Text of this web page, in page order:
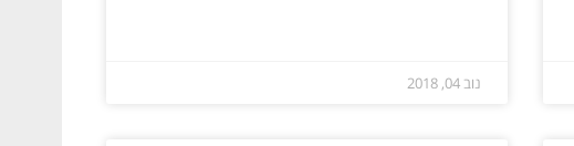
נוב 04, 2018